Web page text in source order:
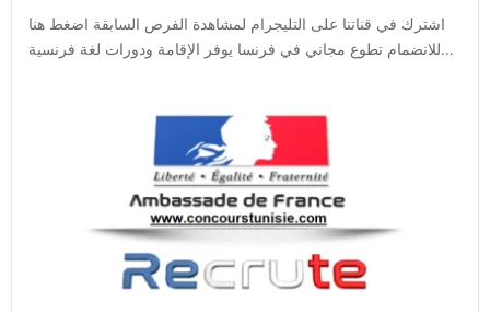
اشترك في قناتنا على التليجرام لمشاهدة الفرص السابقة اضغط هنا
للانضمام تطوع مجاني في فرنسا يوفر الإقامة ودورات لغة فرنسية…